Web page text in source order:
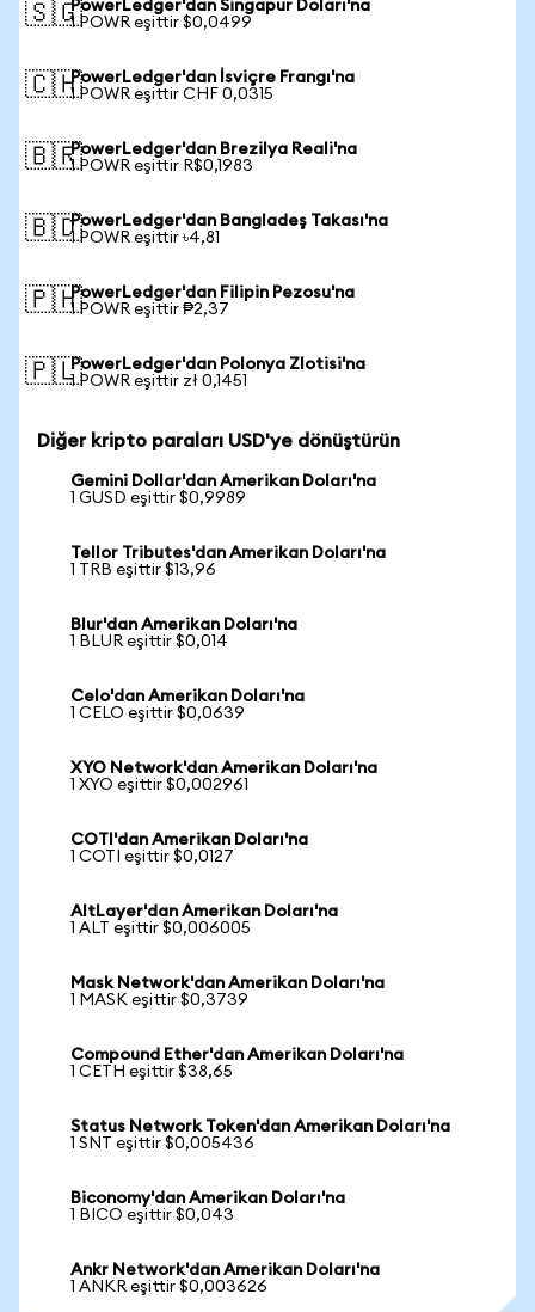
🇸🇬PowerLedger'dan Singapur Doları'na
1 POWR eşittir $0,0499
🇨🇭PowerLedger'dan İsviçre Frangı'na
1 POWR eşittir CHF 0,0315
🇧🇷PowerLedger'dan Brezilya Reali'na
1 POWR eşittir R$0,1983
🇧🇩PowerLedger'dan Bangladeş Takası'na
1 POWR eşittir ৳4,81
🇵🇭PowerLedger'dan Filipin Pezosu'na
1 POWR eşittir ₱2,37
🇵🇱PowerLedger'dan Polonya Zlotisi'na
1 POWR eşittir zł 0,1451
Diğer kripto paraları USD'ye dönüştürün
Gemini Dollar'dan Amerikan Doları'na
1 GUSD eşittir $0,9989
Tellor Tributes'dan Amerikan Doları'na
1 TRB eşittir $13,96
Blur'dan Amerikan Doları'na
1 BLUR eşittir $0,014
Celo'dan Amerikan Doları'na
1 CELO eşittir $0,0639
XYO Network'dan Amerikan Doları'na
1 XYO eşittir $0,002961
COTI'dan Amerikan Doları'na
1 COTI eşittir $0,0127
AltLayer'dan Amerikan Doları'na
1 ALT eşittir $0,006005
Mask Network'dan Amerikan Doları'na
1 MASK eşittir $0,3739
Compound Ether'dan Amerikan Doları'na
1 CETH eşittir $38,65
Status Network Token'dan Amerikan Doları'na
1 SNT eşittir $0,005436
Biconomy'dan Amerikan Doları'na
1 BICO eşittir $0,043
Ankr Network'dan Amerikan Doları'na
1 ANKR eşittir $0,003626